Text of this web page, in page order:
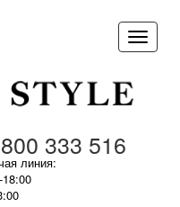
333 516
линия: